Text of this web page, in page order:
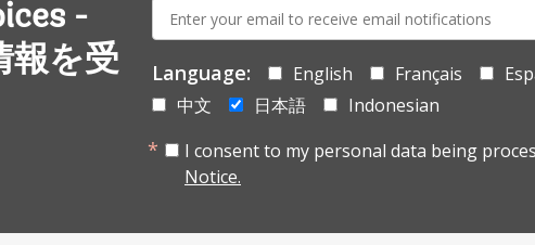
-
報を受
mail:
Language: English Français
中文
日本語
Indonesian
I consent to my personal data being
Notice.